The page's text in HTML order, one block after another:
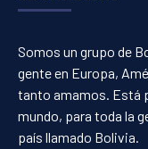
Somos un grupo de
gente en Europa,
tanto amamos. Está
mundo, para toda la
país llamado Bolivia.